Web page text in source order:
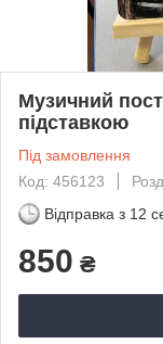
Музичний
підставкою
Під замовлення
Код: 456123
Відправка з 12
850 ₴